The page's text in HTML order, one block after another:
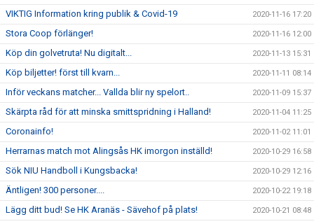
VIKTIG Information kring publik & Covid-19 2020-11-16 17:20
Stora Coop förlänger! 2020-11-16 12:00
Köp din golvetruta! Nu digitalt... 2020-11-13 15:31
Köp biljetter! först till kvarn... 2020-11-11 08:14
Inför veckans matcher... Vallda blir ny spelort.. 2020-11-09 15:37
Skärpta råd för att minska smittspridning i Halland! 2020-11-04 11:25
Coronainfo! 2020-11-02 11:01
Herrarnas match mot Alingsås HK imorgon inställd! 2020-10-29 16:58
Sök NIU Handboll i Kungsbacka! 2020-10-29 12:16
Äntligen! 300 personer.... 2020-10-22 19:18
Lägg ditt bud! Se HK Aranäs - Sävehof på plats! 2020-10-21 08:48